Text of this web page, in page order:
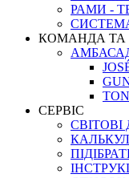
РАМИ -
СИСТЕМА
КОМАНДА ТА
СЕРВІС